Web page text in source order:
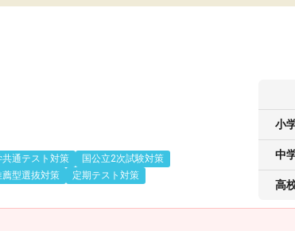
共通テスト対策
国公立2次試験対策
型選抜対策 定期テスト対策
小
中
高